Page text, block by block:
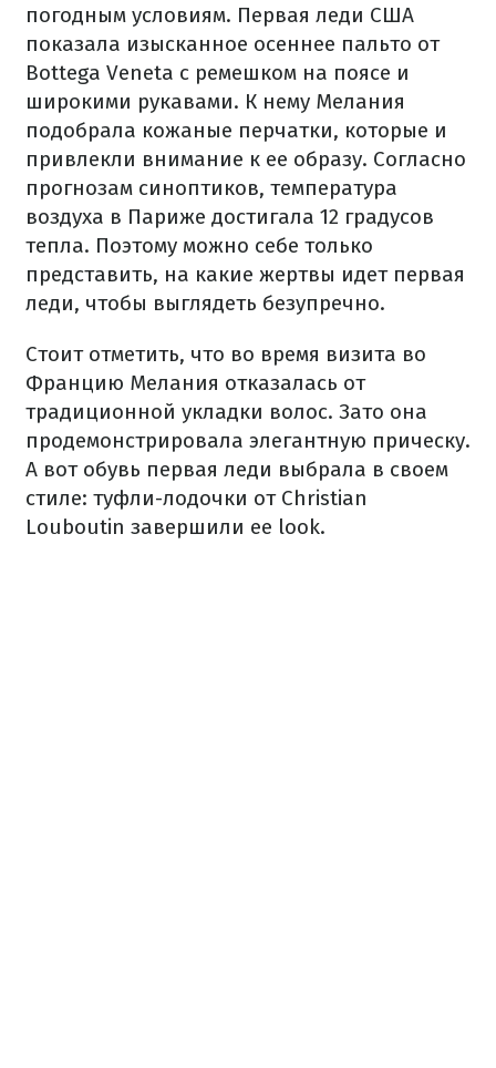
погодным условиям. Первая леди США
показала изысканное осеннее пальто от
Bottega Veneta с ремешком на поясе и
широкими рукавами. К нему Мелания
подобрала кожаные перчатки, которые и
привлекли внимание к ее образу. Согласно
прогнозам синоптиков, температура
воздуха в Париже достигала 12 градусов
тепла. Поэтому можно себе только
представить, на какие жертвы идет первая
леди, чтобы выглядеть безупречно.
Стоит отметить, что во время визита во
Францию Мелания отказалась от
традиционной укладки волос. Зато она
продемонстрировала элегантную прическу.
А вот обувь первая леди выбрала в своем
стиле: туфли-лодочки от Christian
Louboutin завершили ее look.